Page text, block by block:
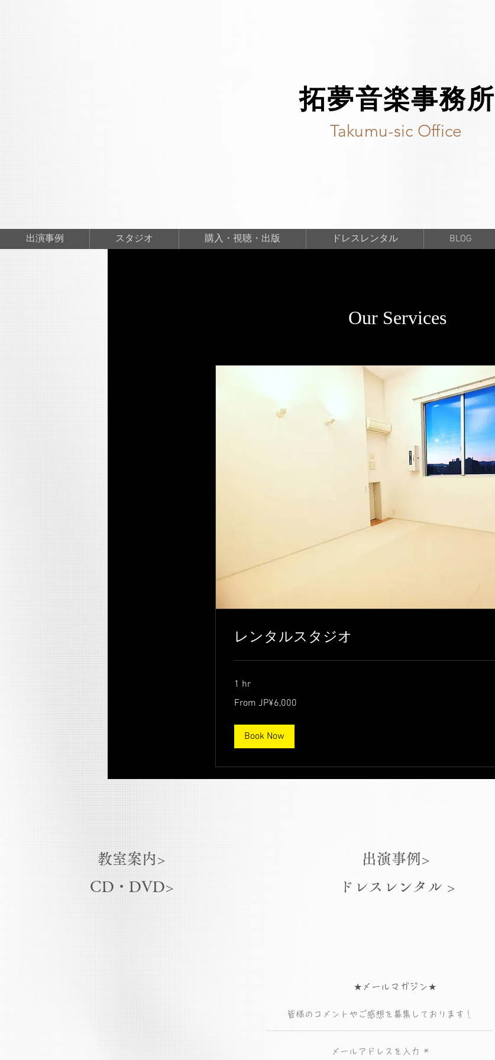
拓夢音楽事務所
Takumu-sic Office
出演事例 スタジオ 購入・視聴・出版 ドレスレンタル BLOG
Our Services
レンタルスタジオ
1 hr
6,000
From JP¥6,000
Book Now
教室案内>
CD・DVD>
出演事例>
ドレスレンタル >
★メールマガジン★